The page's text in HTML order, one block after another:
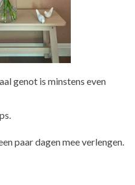
genot is minstens even
paar dagen mee verlengen.